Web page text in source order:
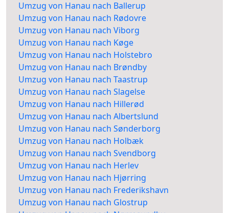
Umzug von Hanau nach Ballerup
Umzug von Hanau nach Rødovre
Umzug von Hanau nach Viborg
Umzug von Hanau nach Køge
Umzug von Hanau nach Holstebro
Umzug von Hanau nach Brøndby
Umzug von Hanau nach Taastrup
Umzug von Hanau nach Slagelse
Umzug von Hanau nach Hillerød
Umzug von Hanau nach Albertslund
Umzug von Hanau nach Sønderborg
Umzug von Hanau nach Holbæk
Umzug von Hanau nach Svendborg
Umzug von Hanau nach Herlev
Umzug von Hanau nach Hjørring
Umzug von Hanau nach Frederikshavn
Umzug von Hanau nach Glostrup